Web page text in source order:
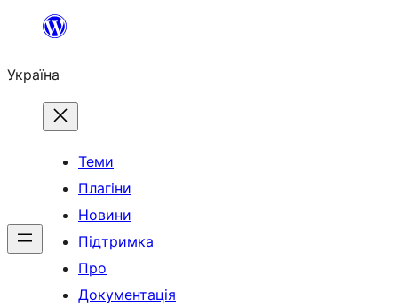
Перейти
вмісту
Україна
Теми
Плагіни
Новини
Підтримка
Про
Документація